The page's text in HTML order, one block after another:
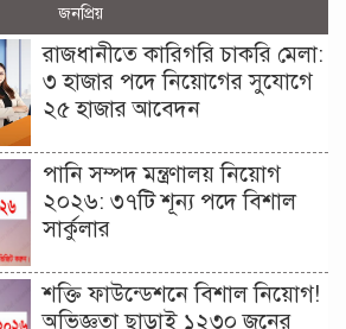
জনপ্রিয়
রাজধানীতে কারিগরি চাকরি মেলা:
৩ হাজার পদে নিয়োগের সুযোগে
২৫ হাজার আবেদন
পানি সম্পদ মন্ত্রণালয় নিয়োগ
২০২৬: ৩৭টি শূন্য পদে বিশাল
সার্কুলার
শক্তি ফাউন্ডেশনে বিশাল নিয়োগ!
অভিজ্ঞতা ছাড়াই ১২৩০ জনের